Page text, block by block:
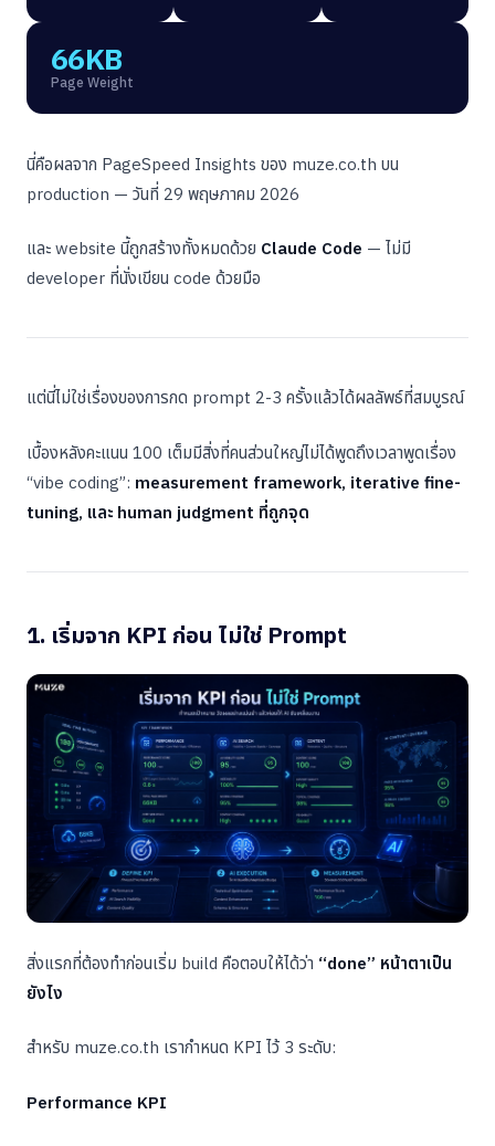
66KB
Page Weight
นี่คือผลจาก PageSpeed Insights ของ muze.co.th บน
production — วันที่ 29 พฤษภาคม 2026
และ website นี้ถูกสร้างทั้งหมดด้วย Claude Code — ไม่มี
developer ที่นั่งเขียน code ด้วยมือ
แต่นี่ไม่ใช่เรื่องของการกด prompt 2-3 ครั้งแล้วได้ผลลัพธ์ที่สมบูรณ์
เบื้องหลังคะแนน 100 เต็มมีสิ่งที่คนส่วนใหญ่ไม่ได้พูดถึงเวลาพูดเรื่อง
“vibe coding”: measurement framework, iterative fine-
tuning, และ human judgment ที่ถูกจุด
1. เริ่มจาก KPI ก่อน ไม่ใช่ Prompt
สิ่งแรกที่ต้องทำก่อนเริ่ม build คือตอบให้ได้ว่า “done” หน้าตาเป็น
ยังไง
สำหรับ muze.co.th เรากำหนด KPI ไว้ 3 ระดับ:
Performance KPI